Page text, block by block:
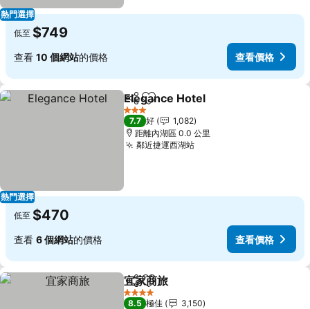
熱門選擇
低至 $749
查看 10 個網站的價格 查看價格
熱門選擇
分享 放到收藏夾
Elegance Hotel
3 星級
7.7 好
1,082
距離內湖區 0.0 公里
鄰近捷運西湖站查看價格
低至 $470
查看 6 個網站的價格 查看價格
分享 放到收藏夾
宜家商旅
4 星級
8.5 極佳
3,150